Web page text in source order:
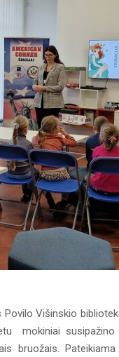
Višinskio
mokiniai
bruožais.